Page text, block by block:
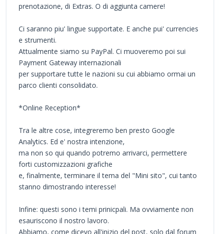
prenotazione, di Extras. O di aggiunta camere!
Ci saranno piu' lingue supportate. E anche pui' currencies
e strumenti.
Attualmente siamo su PayPal. Ci muoveremo poi sui
Payment Gateway internazionali
per supportare tutte le nazioni su cui abbiamo ormai un
parco clienti consolidato.
*Online Reception*
Tra le altre cose, integreremo ben presto Google
Analytics. Ed e' nostra intenzione,
ma non so qui quando potremo arrivarci, permettere
forti customizzazioni grafiche
e, finalmente, terminare il tema del "Mini sito", cui tanto
stanno dimostrando interesse!
Infine: questi sono i temi prinicpali. Ma ovviamente non
esauriscono il nostro lavoro.
Abbiamo, come dicevo all'inizio del post, solo dal forum